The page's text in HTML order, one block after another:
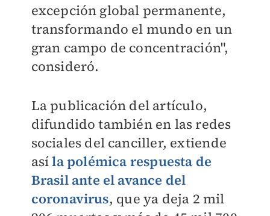
excepción global permanente,
transformando el mundo en un
gran campo de concentración",
consideró.
La publicación del artículo,
difundido también en las redes
sociales del canciller, extiende
asíla polémica respuesta de
Brasil ante el avance del
coronavirus, que ya deja 2 mil